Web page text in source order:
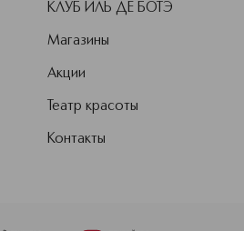
КЛУБ ИЛЬ ДЕ БОТЭ
Магазины
Акции
Театр красоты
Контакты